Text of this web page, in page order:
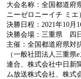
大会名称：全国都道府
ニーゼロニーイチ ミエ
決勝日程：2021年10月
決勝会場：三重県 四
主催：全国都道府県対
（一般社団法人三重
連合、株式会社中日新
ム放送株式会社、株式